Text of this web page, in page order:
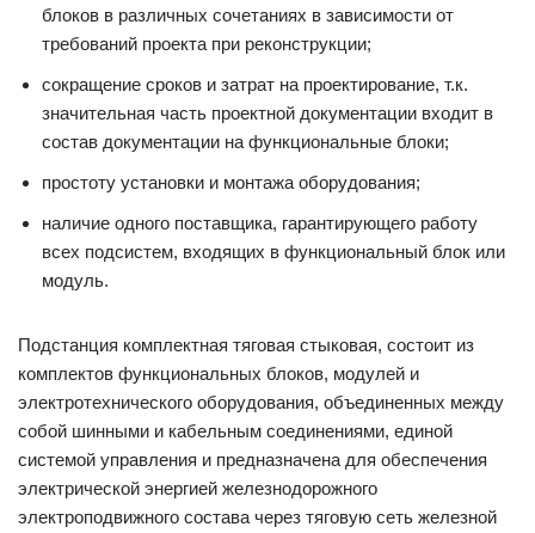
блоков в различных сочетаниях в зависимости от
требований проекта при реконструкции;
сокращение сроков и затрат на проектирование, т.к.
значительная часть проектной документации входит в
состав документации на функциональные блоки;
простоту установки и монтажа оборудования;
наличие одного поставщика, гарантирующего работу
всех подсистем, входящих в функциональный блок или
модуль.
Подстанция комплектная тяговая стыковая, состоит из
комплектов функциональных блоков, модулей и
электротехнического оборудования, объединенных между
собой шинными и кабельным соединениями, единой
системой управления и предназначена для обеспечения
электрической энергией железнодорожного
электроподвижного состава через тяговую сеть железной